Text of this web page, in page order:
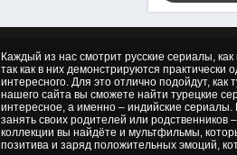
Каждый из нас смотрит русские сериалы,
так как в них демонстрируются практически
интересного. Для это отлично подойдут,
нашего сайта вы сможете найти турецкие
интересное, а именно – индийские
занять своих родителей или
коллекции вы найдёте и мультфильмы,
позитива и заряд положительных эмоций,